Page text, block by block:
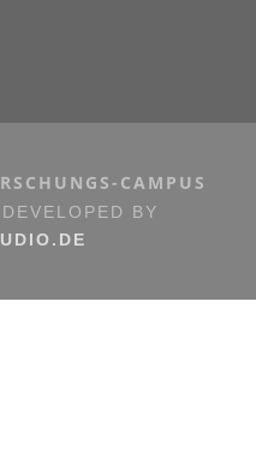
CAMPUS
DEVELOPED BY